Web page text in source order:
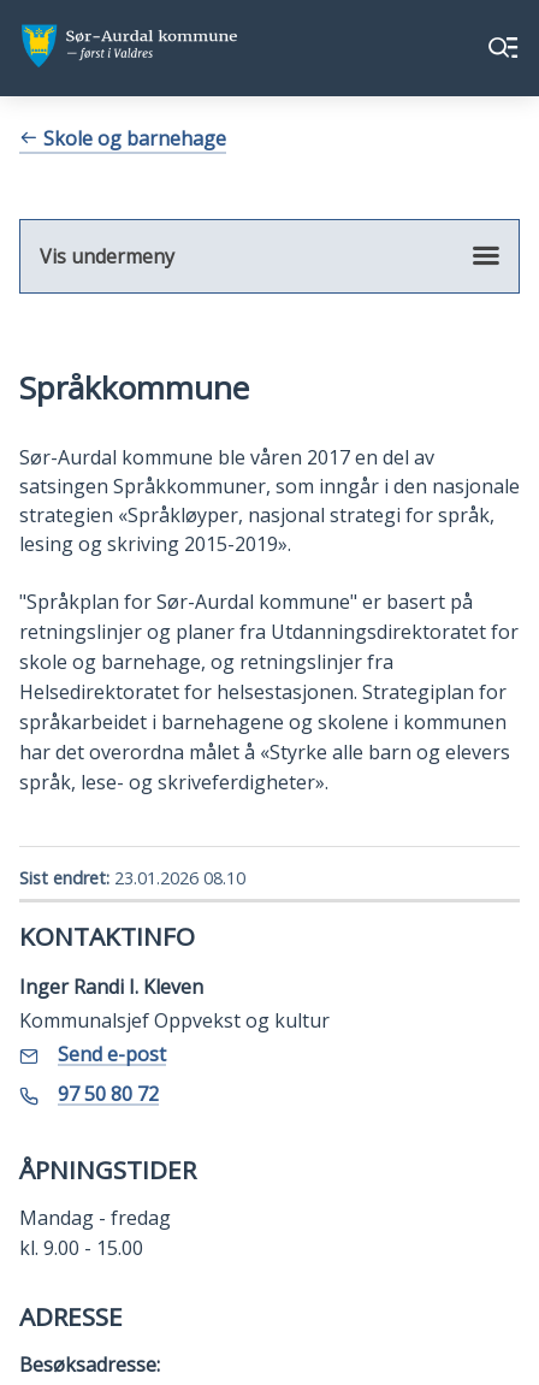
Sør-
Aurdal
kommune
Sør-
Aurdal
Meny
DuSkole og barnehage
Vis undermeny
Språkkommune
Sør-Aurdal kommune ble våren 2017 en del av
satsingen Språkkommuner, som inngår i den nasjonale
strategien «Språkløyper, nasjonal strategi for språk,
lesing og skriving 2015-2019».
"Språkplan for Sør-Aurdal kommune" er basert på
retningslinjer og planer fra Utdanningsdirektoratet for
skole og barnehage, og retningslinjer fra
Helsedirektoratet for helsestasjonen. Strategiplan for
språkarbeidet i barnehagene og skolene i kommunen
har det overordna målet å «Styrke alle barn og elevers
språk, lese- og skriveferdigheter».
Sist endret 23.01.2026 08.10
KONTAKTINFO
Inger Randi I. Kleven
Kommunalsjef Oppvekst og kultur
E-
post
Send e-posttil
Inger
Telefon
97 50 80 72
ÅPNINGSTIDER
Mandag - fredag
kl. 9.00 - 15.00
ADRESSE
Besøksadresse: